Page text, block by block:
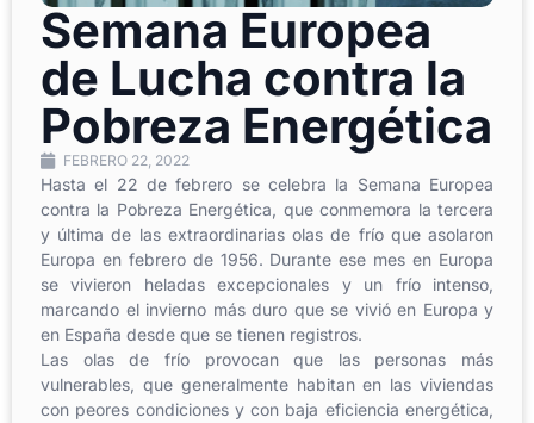
Semana Europea
de Lucha contra la
Pobreza Energética
FEBRERO 22, 2022
Hasta el 22 de febrero se celebra la Semana Europea
contra la Pobreza Energética, que conmemora la tercera
y última de las extraordinarias olas de frío que asolaron
Europa en febrero de 1956. Durante ese mes en Europa
se vivieron heladas excepcionales y un frío intenso,
marcando el invierno más duro que se vivió en Europa y
en España desde que se tienen registros.
Las olas de frío provocan que las personas más
vulnerables, que generalmente habitan en las viviendas
con peores condiciones y con baja eficiencia energética,